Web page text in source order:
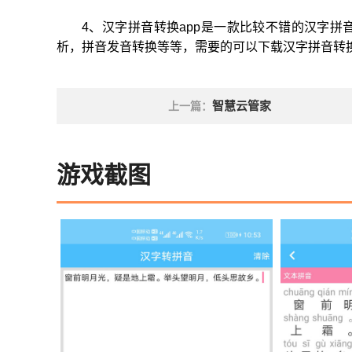
4、汉字拼音转换app是一款比较不错的汉字拼
析，拼音发音转换等等，需要的可以下载汉字拼音转
上一篇： 智慧云管家
游戏截图